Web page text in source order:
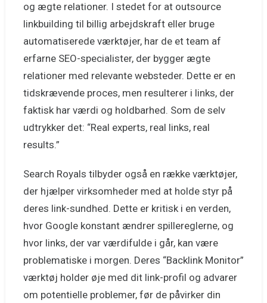
og ægte relationer. I stedet for at outsource
linkbuilding til billig arbejdskraft eller bruge
automatiserede værktøjer, har de et team af
erfarne SEO-specialister, der bygger ægte
relationer med relevante websteder. Dette er en
tidskrævende proces, men resulterer i links, der
faktisk har værdi og holdbarhed. Som de selv
udtrykker det: “Real experts, real links, real
results.”
Search Royals tilbyder også en række værktøjer,
der hjælper virksomheder med at holde styr på
deres link-sundhed. Dette er kritisk i en verden,
hvor Google konstant ændrer spillereglerne, og
hvor links, der var værdifulde i går, kan være
problematiske i morgen. Deres “Backlink Monitor”
værktøj holder øje med dit link-profil og advarer
om potentielle problemer, før de påvirker din